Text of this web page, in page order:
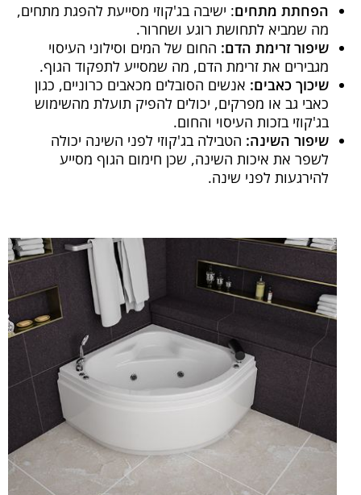
הפחתת מתחים: ישיבה בג'קוזי מסייעת להפגת מתחים,
מה שמביא לתחושת רוגע ושחרור.
שיפור זרימת הדם:החום של המים וסילוני העיסוי
מגבירים את זרימת הדם, מה שמסייע לתפקוד הגוף.
שיכוך כאבים:אנשים הסובלים מכאבים כרוניים, כגון
כאבי גב או מפרקים, יכולים להפיק תועלת מהשימוש
בג'קוזי בזכות העיסוי והחום.
שיפור השינה:הטבילה בג'קוזי לפני השינה יכולה
לשפר את איכות השינה, שכן חימום הגוף מסייע
להירגעות לפני שינה.